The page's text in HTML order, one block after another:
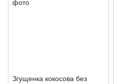
Згущенка кокосова без